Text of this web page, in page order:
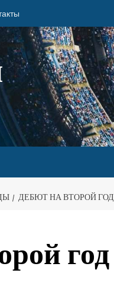
ДЕБЮТ НА ВТОРОЙ ГОД
год